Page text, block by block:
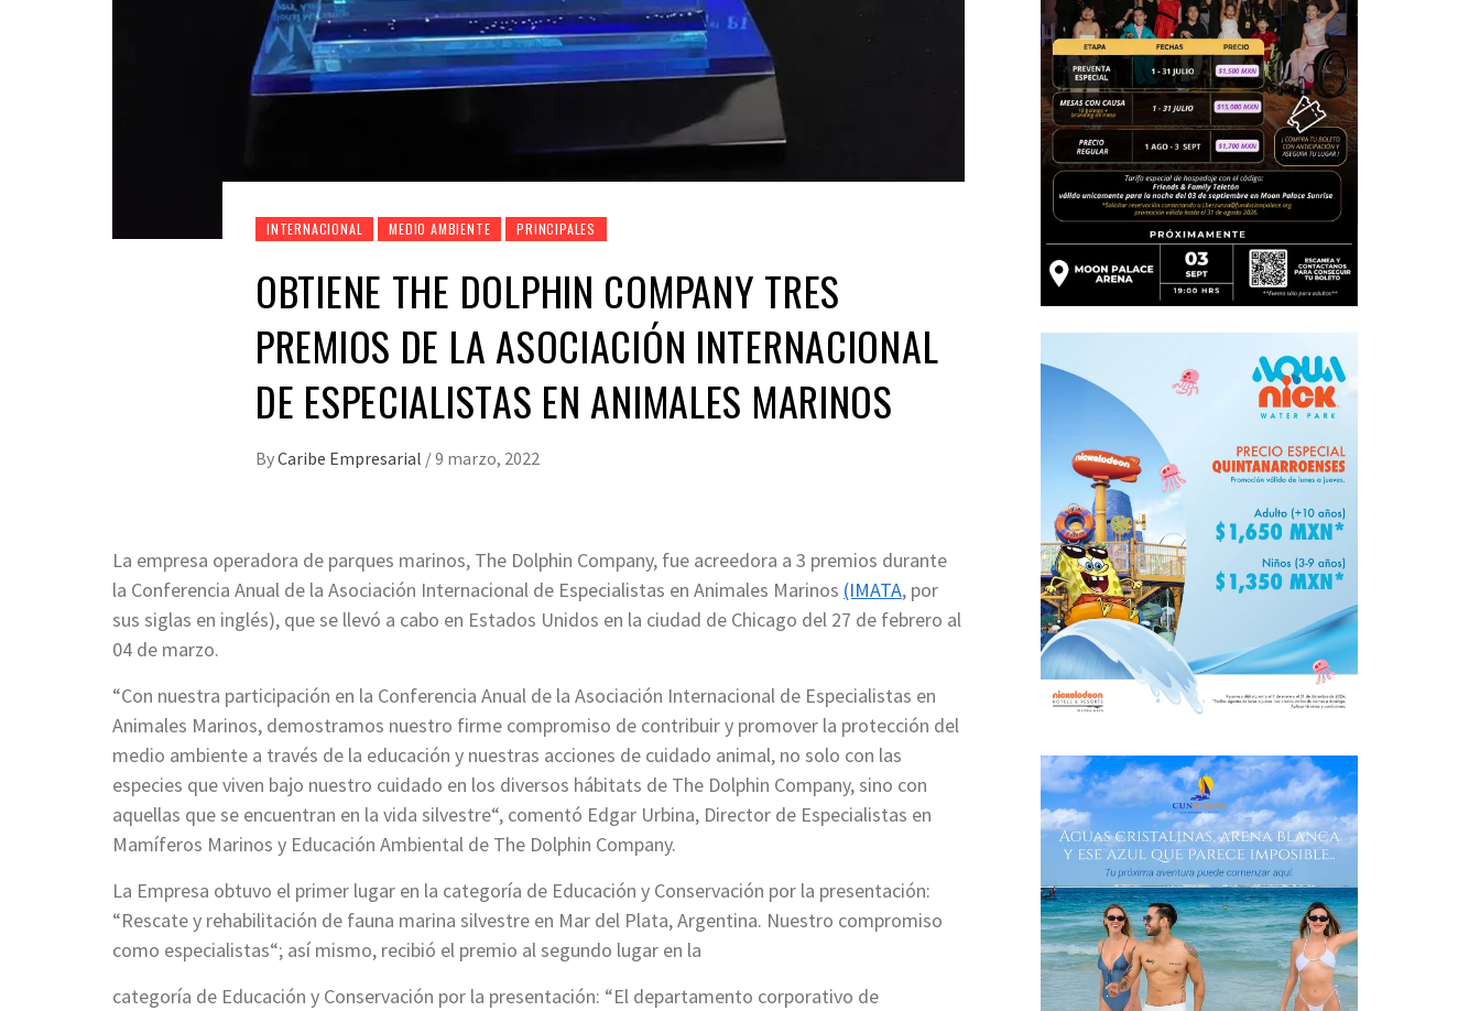
INTERNACIONAL MEDIO AMBIENTE PRINCIPALES
OBTIENE THE DOLPHIN COMPANY TRES
PREMIOS DE LA ASOCIACIÓN INTERNACIONAL
DE ESPECIALISTAS EN ANIMALES MARINOS
ByCaribe Empresarial /9 marzo, 2022
La empresa operadora de parques marinos, The Dolphin Company, fue acreedora a 3 premios durante
la Conferencia Anual de la Asociación Internacional de Especialistas en Animales Marinos (IMATA, por
sus siglas en inglés), que se llevó a cabo en Estados Unidos en la ciudad de Chicago del 27 de febrero al
04 de marzo.
“Con nuestra participación en la Conferencia Anual de la Asociación Internacional de Especialistas en
Animales Marinos, demostramos nuestro firme compromiso de contribuir y promover la protección del
medio ambiente a través de la educación y nuestras acciones de cuidado animal, no solo con las
especies que viven bajo nuestro cuidado en los diversos hábitats de The Dolphin Company, sino con
aquellas que se encuentran en la vida silvestre“, comentó Edgar Urbina, Director de Especialistas en
Mamíferos Marinos y Educación Ambiental de The Dolphin Company.
La Empresa obtuvo el primer lugar en la categoría de Educación y Conservación por la presentación:
“Rescate y rehabilitación de fauna marina silvestre en Mar del Plata, Argentina. Nuestro compromiso
como especialistas“; así mismo, recibió el premio al segundo lugar en la
categoría de Educación y Conservación por la presentación: “El departamento corporativo de